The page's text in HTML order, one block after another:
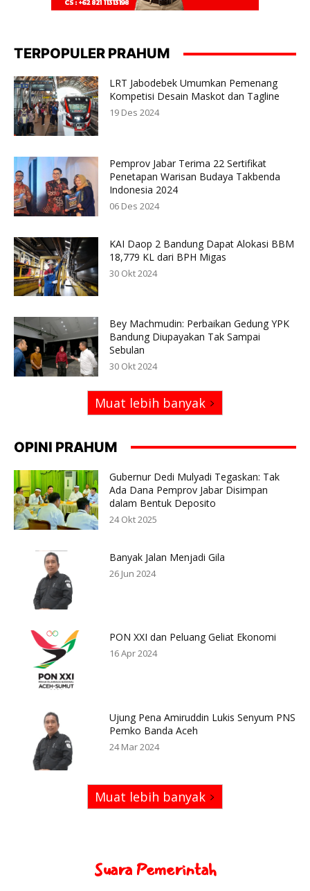
TERPOPULER PRAHUM
LRT Jabodebek Umumkan Pemenang
Kompetisi Desain Maskot dan Tagline
19 Des 2024
Pemprov Jabar Terima 22 Sertifikat
Penetapan Warisan Budaya Takbenda
Indonesia 2024
06 Des 2024
KAI Daop 2 Bandung Dapat Alokasi BBM
18,779 KL dari BPH Migas
30 Okt 2024
Bey Machmudin: Perbaikan Gedung YPK
Bandung Diupayakan Tak Sampai
Sebulan
30 Okt 2024
Muat lebih banyak
OPINI PRAHUM
Gubernur Dedi Mulyadi Tegaskan: Tak
Ada Dana Pemprov Jabar Disimpan
dalam Bentuk Deposito
24 Okt 2025
Banyak Jalan Menjadi Gila
26 Jun 2024
PON XXI dan Peluang Geliat Ekonomi
16 Apr 2024
Ujung Pena Amiruddin Lukis Senyum PNS
Pemko Banda Aceh
24 Mar 2024
Muat lebih banyak
Suara Pemerintah